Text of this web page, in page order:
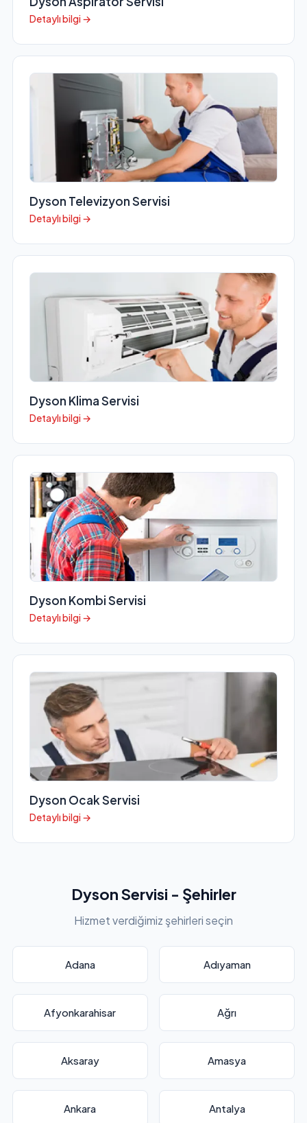
Detaylı bilgi →
Dyson Televizyon Servisi
Detaylı bilgi →
Dyson Klima Servisi
Detaylı bilgi →
Dyson Kombi Servisi
Detaylı bilgi →
Dyson Ocak Servisi
Detaylı bilgi →
Dyson Servisi - Şehirler
Hizmet verdiğimiz şehirleri seçin
Adana Adıyaman
Afyonkarahisar Ağrı
Aksaray Amasya
Ankara Antalya